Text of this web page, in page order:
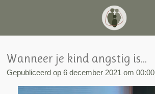
hoofdinhoud
Wanneer je kind angstig is...
Gepubliceerd op 6 december 2021 om 00:00